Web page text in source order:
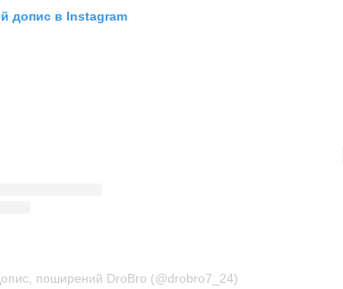
допис в Instagram
поширений DroBro (@drobro7_24)